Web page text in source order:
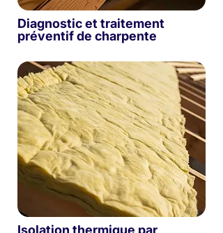
Diagnostic et traitement
préventif de charpente
Isolation thermique par